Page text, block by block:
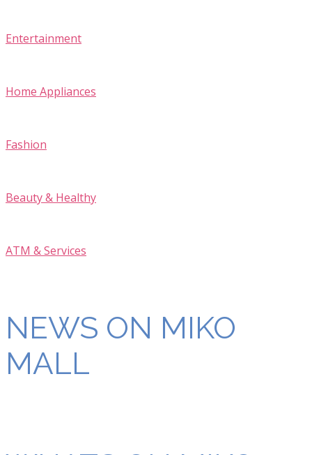
Entertainment
Home Appliances
Fashion
Beauty & Healthy
ATM & Services
NEWS ON MIKO
MALL